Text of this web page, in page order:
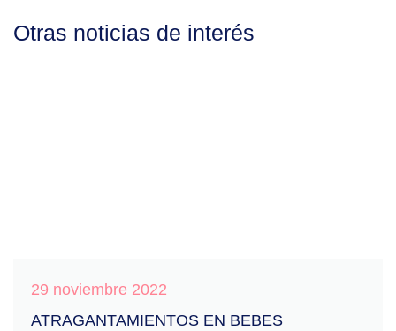
Otras noticias de interés
29 noviembre 2022
ATRAGANTAMIENTOS EN BEBES